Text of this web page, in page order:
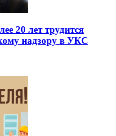
20 лет трудится
надзору в УКС